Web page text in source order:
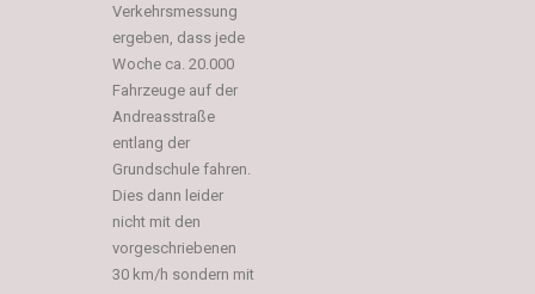
Verkehrsmessung
ergeben, dass jede
Woche ca. 20.000
Fahrzeuge auf der
Andreasstraße
entlang der
Grundschule fahren.
Dies dann leider
nicht mit den
vorgeschriebenen
30 km/h sondern mit